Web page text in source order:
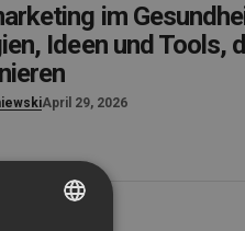
im
Ideen und Tools,
April 29, 2026